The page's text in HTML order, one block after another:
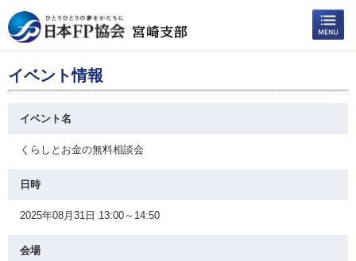
イベント情報
イベント名
くらしとお金の無料相談会
日時
2025年08月31日 13:00～14:50
会場